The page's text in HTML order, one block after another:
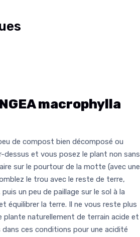
macrophylla
de compost bien décomposé ou
dessus et vous posez le plant non sans
sur le pourtour de la motte (avec une
le trou avec le reste de terre,
un peu de paillage sur le sol à la
équilibrer la terre. Il ne vous reste plus
plante naturellement de terrain acide et
ces conditions pour une acidité